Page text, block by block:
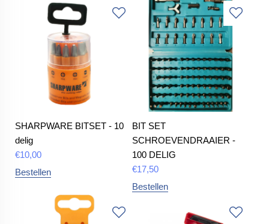
SHARPWARE BITSET - 10
delig
€10,00
Bestellen
BIT SET
SCHROEVENDRAAIER -
100 DELIG
€17,50
Bestellen